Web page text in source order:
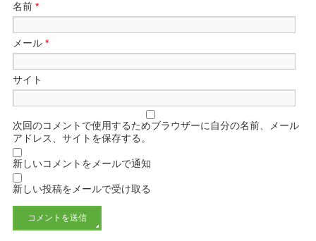
名前*
メール*
サイト
次回のコメントで使用するためブラウザーに自分の名前、メール
アドレス、サイトを保存する。
新しいコメントをメールで通知
新しい投稿をメールで受け取る